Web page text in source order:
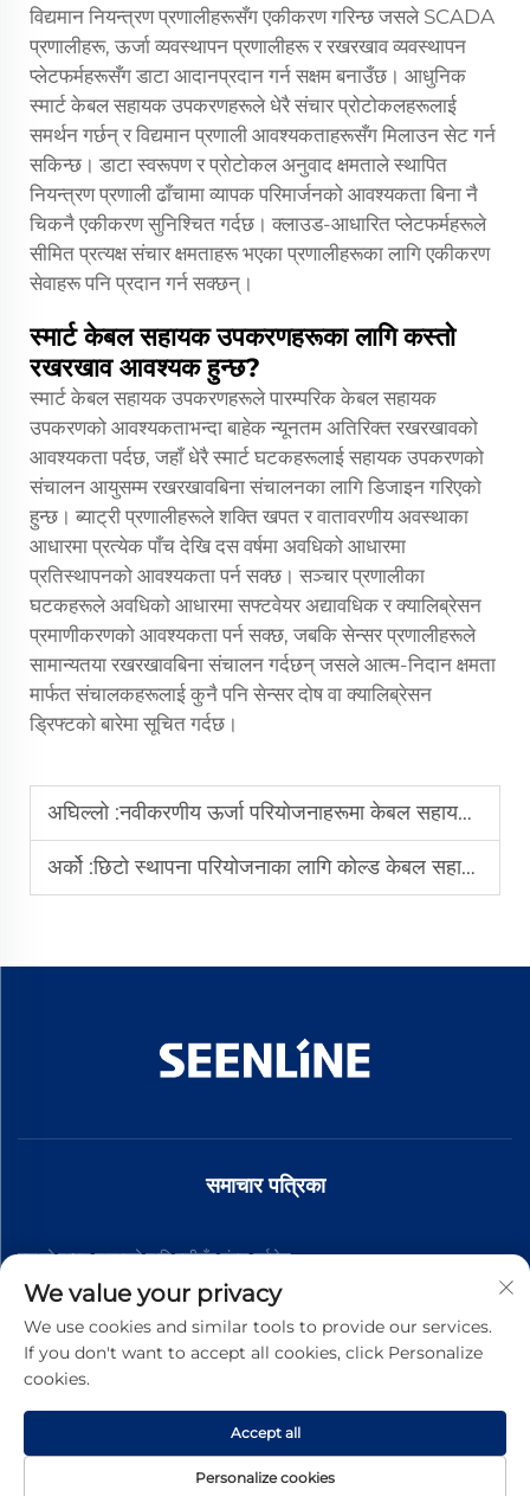
विद्यमान नियन्त्रण प्रणालीहरूसँग एकीकरण गरिन्छ जसले SCADA
प्रणालीहरू, ऊर्जा व्यवस्थापन प्रणालीहरू र रखरखाव व्यवस्थापन
प्लेटफर्महरूसँग डाटा आदानप्रदान गर्न सक्षम बनाउँछ। आधुनिक
स्मार्ट केबल सहायक उपकरणहरूले धेरै संचार प्रोटोकलहरूलाई
समर्थन गर्छन् र विद्यमान प्रणाली आवश्यकताहरूसँग मिलाउन सेट गर्न
सकिन्छ। डाटा स्वरूपण र प्रोटोकल अनुवाद क्षमताले स्थापित
नियन्त्रण प्रणाली ढाँचामा व्यापक परिमार्जनको आवश्यकता बिना नै
चिकनै एकीकरण सुनिश्चित गर्दछ। क्लाउड-आधारित प्लेटफर्महरूले
सीमित प्रत्यक्ष संचार क्षमताहरू भएका प्रणालीहरूका लागि एकीकरण
सेवाहरू पनि प्रदान गर्न सक्छन्।
स्मार्ट केबल सहायक उपकरणहरूका लागि कस्तो
रखरखाव आवश्यक हुन्छ?
स्मार्ट केबल सहायक उपकरणहरूले पारम्परिक केबल सहायक
उपकरणको आवश्यकताभन्दा बाहेक न्यूनतम अतिरिक्त रखरखावको
आवश्यकता पर्दछ, जहाँ धेरै स्मार्ट घटकहरूलाई सहायक उपकरणको
संचालन आयुसम्म रखरखावबिना संचालनका लागि डिजाइन गरिएको
हुन्छ। ब्याट्री प्रणालीहरूले शक्ति खपत र वातावरणीय अवस्थाका
आधारमा प्रत्येक पाँच देखि दस वर्षमा अवधिको आधारमा
प्रतिस्थापनको आवश्यकता पर्न सक्छ। सञ्चार प्रणालीका
घटकहरूले अवधिको आधारमा सफ्टवेयर अद्यावधिक र क्यालिब्रेसन
प्रमाणीकरणको आवश्यकता पर्न सक्छ, जबकि सेन्सर प्रणालीहरूले
सामान्यतया रखरखावबिना संचालन गर्दछन् जसले आत्म-निदान क्षमता
मार्फत संचालकहरूलाई कुनै पनि सेन्सर दोष वा क्यालिब्रेसन
ड्रिफ्टको बारेमा सूचित गर्दछ।
अघिल्लो :नवीकरणीय ऊर्जा परियोजनाहरूमा केबल सहायक उपकरणहरूको के भूमिका हुन्छ?
अर्को :छिटो स्थापना परियोजनाका लागि कोल्ड केबल सहायक उपकरणहरू किन मनपर्छ?
समाचार पत्रिका
हालको उत्पाद सूचनाको लागि हामीसँग संवाद गर्नुहोस
सदस्यता लिनुहोस्
सर्वाधिकार सुरक्षित © 2025 चीन जिनलान इलेक्ट्रिक कं, लिमिटेड -
We value your privacy
We use cookies and similar tools to provide our services.
If you don't want to accept all cookies, click Personalize
cookies.
Personalize cookies
Accept all